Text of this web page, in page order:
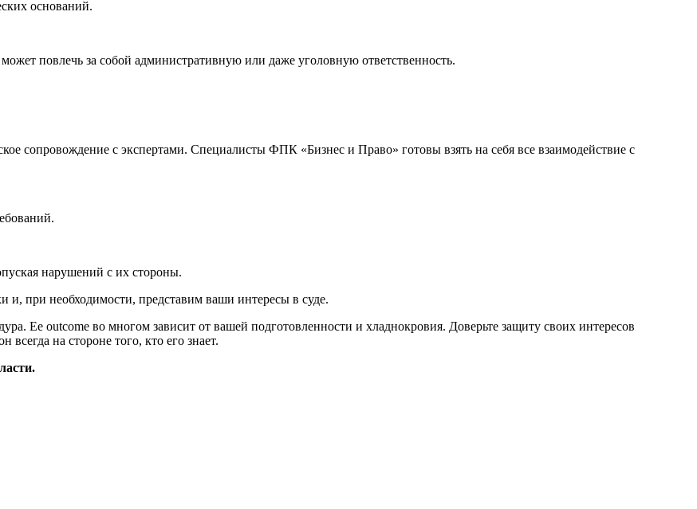
оснований.
повлечь за собой административную или даже уголовную ответственность.
сопровождение с экспертами. Специалисты ФПК «Бизнес и Право» готовы взять на себя все взаимодействие с
нарушений с их стороны.
и, при необходимости, представим ваши интересы в суде.
Ее outcome во многом зависит от вашей подготовленности и хладнокровия. Доверьте защиту своих интересов
на стороне того, кто его знает.